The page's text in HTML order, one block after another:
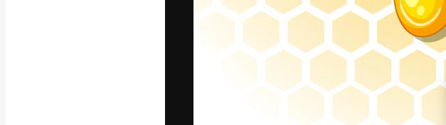
Copyright © 2010-2026 Freepik Company S.L.U.